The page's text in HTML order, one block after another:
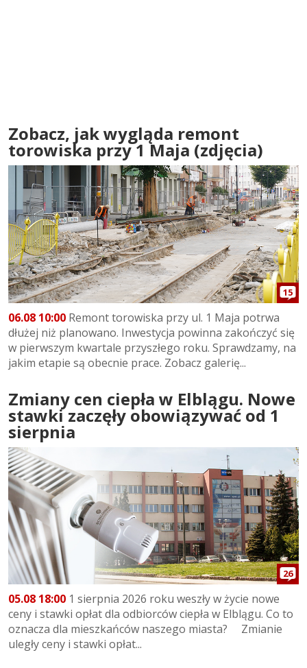
Zobacz, jak wygląda remont
torowiska przy 1 Maja (zdjęcia)
15
06.08 10:00 Remont torowiska przy ul. 1 Maja potrwa
dłużej niż planowano. Inwestycja powinna zakończyć się
w pierwszym kwartale przyszłego roku. Sprawdzamy, na
jakim etapie są obecnie prace. Zobacz galerię...
Zmiany cen ciepła w Elblągu. Nowe
stawki zaczęły obowiązywać od 1
sierpnia
26
05.08 18:00 1 sierpnia 2026 roku weszły w życie nowe
ceny i stawki opłat dla odbiorców ciepła w Elblągu. Co to
oznacza dla mieszkańców naszego miasta? Zmianie
uległy ceny i stawki opłat...